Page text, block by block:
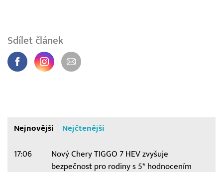
Sdílet článek
Nejnovější Nejčtenější
17:06
Nový Chery TIGGO 7 HEV zvyšuje
bezpečnost pro rodiny s 5* hodnocením